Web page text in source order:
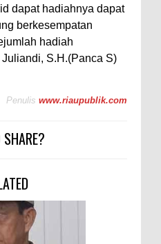
dapat hadiahnya dapat
berkesempatan
hadiah
S.H.(Panca S)
Penulis www.riaupublik.com